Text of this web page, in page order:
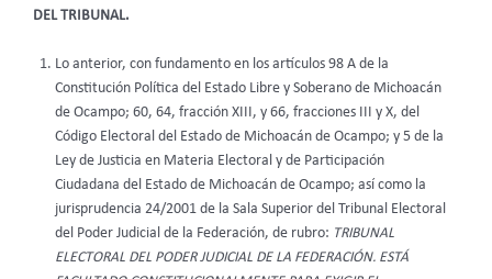
DEL TRIBUNAL.
Lo anterior, con fundamento en los artículos 98 A de la
Constitución Política del Estado Libre y Soberano de Michoacán
de Ocampo; 60, 64, fracción XIII, y 66, fracciones III y X, del
Código Electoral del Estado de Michoacán de Ocampo; y 5 de la
Ley de Justicia en Materia Electoral y de Participación
Ciudadana del Estado de Michoacán de Ocampo; así como la
jurisprudencia 24/2001 de la Sala Superior del Tribunal Electoral
del Poder Judicial de la Federación, de rubro: TRIBUNAL
ELECTORAL DEL PODER JUDICIAL DE LA FEDERACIÓN. ESTÁ